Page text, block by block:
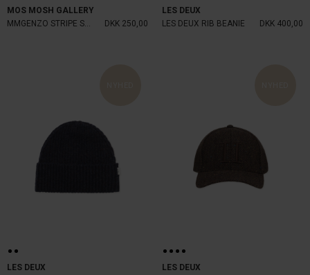
MOS MOSH GALLERY
MMGENZO STRIPE SOCK SET BOX
DKK 250,00
LES DEUX
LES DEUX RIB BEANIE
DKK 400,00
LES DEUX
LES DEUX